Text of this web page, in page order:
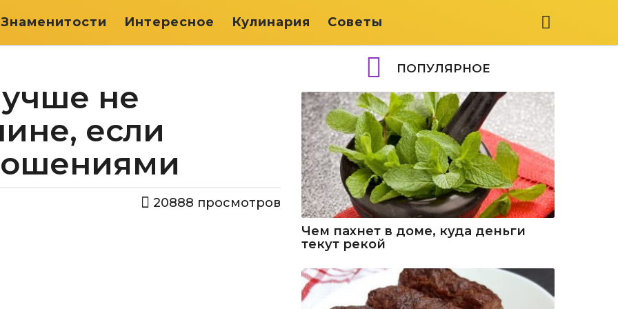
Знаменитости Интересное Кулинария Советы
не
если
20888 просмотров
ПОПУЛЯРНОЕ
Чем пахнет в доме, куда деньги
текут рекой